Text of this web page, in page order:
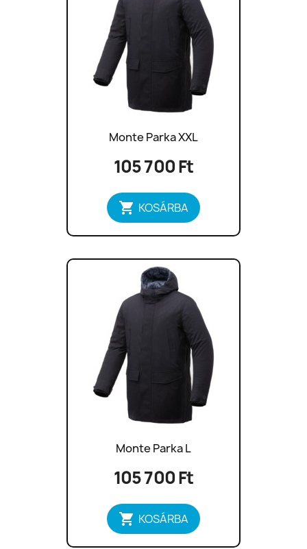
Monte Parka XXL
105 700 Ft
 KOSÁRBA
Monte Parka L
105 700 Ft
 KOSÁRBA